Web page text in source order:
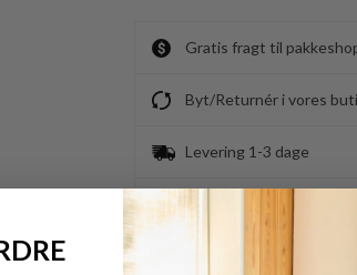
Gratis fragt til
Byt/Returnér i vores
Levering 1-3 dage
OBS.
Ikke alle vores varer
Kontakt din